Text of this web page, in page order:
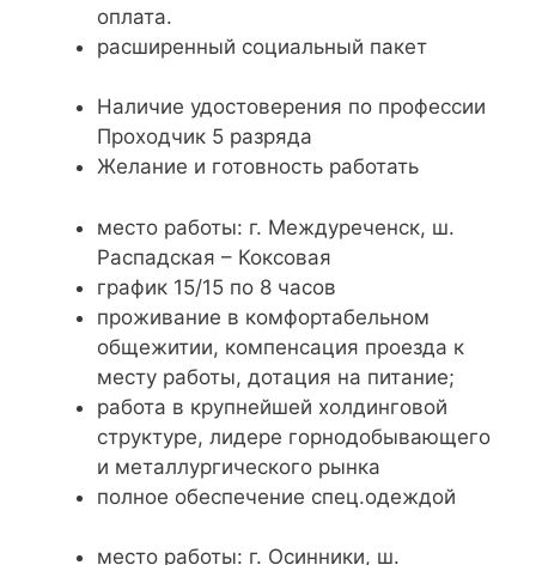
оплата.
расширенный социальный пакет
Наличие удостоверения по профессии
Проходчик 5 разряда
Желание и готовность работать
место работы: г. Междуреченск, ш.
Распадская – Коксовая
график 15/15 по 8 часов
проживание в комфортабельном
общежитии, компенсация проезда к
месту работы, дотация на питание;
работа в крупнейшей холдинговой
структуре, лидере горнодобывающего
и металлургического рынка
полное обеспечение спец.одеждой
место работы: г. Осинники, ш.